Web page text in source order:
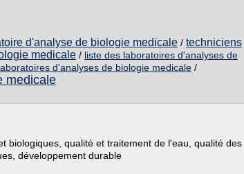
d'analyse de biologie medicale / techniciens
medicale / liste des laboratoires d'analyses de
d'analyses de biologie medicale /
medicale
biologiques, qualité et traitement de l'eau, qualité des
développement durable